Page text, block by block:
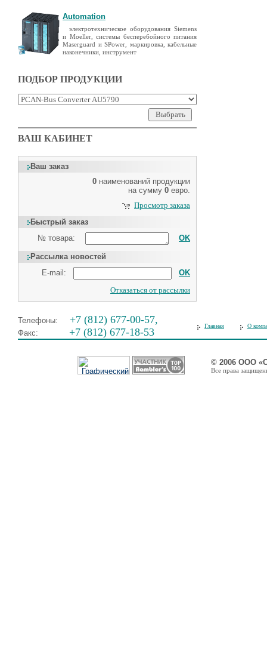
Automation
электротехническое оборудования Siemens
и Moeller, системы бесперебойного питания
Maserguard и SPower, маркировка, кабельные
наконечники, инструмент
ПОДБОР ПРОДУКЦИИ
ВАШ КАБИНЕТ
Ваш заказ
0 наименований продукции
на сумму 0 евро.
Просмотр заказа
Быстрый заказ
№ товара:
OK
Рассылка новостей
E-mail:
OK
Отказаться от рассылки
Телефоны: +7 (812) 677-00-57,
Факс: +7 (812) 677-18-53
Главная О
© 2006 ООО
Все права